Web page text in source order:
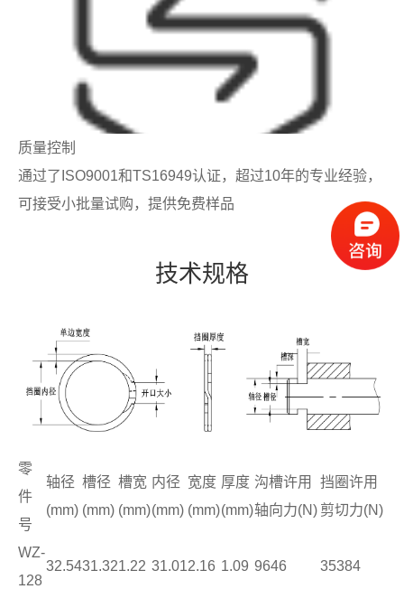
质量控制
通过了ISO9001和TS16949认证，超过10年的专业经验，
可接受小批量试购，提供免费样品
技术规格
零
件
号
轴径
(mm)
槽径
(mm)
槽宽
(mm)
内径
(mm)
宽度
(mm)
厚度
(mm)
沟槽许用
轴向力(N)
挡圈许用
剪切力(N)
WZ-
128
32.5431.321.22 31.012.16 1.09 9646 35384